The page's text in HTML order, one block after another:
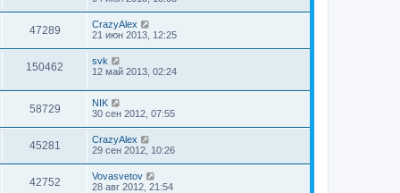
47289
CrazyAlex
21 июн 2013, 12:25
150462
svk
12 май 2013, 02:24
58729
NIK
30 сен 2012, 07:55
45281
CrazyAlex
29 сен 2012, 10:26
42752
Vovasvetov
28 авг 2012, 21:54